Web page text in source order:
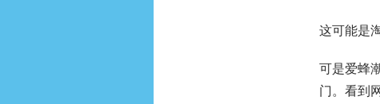
这可能是
可是爱蜂
门。看到